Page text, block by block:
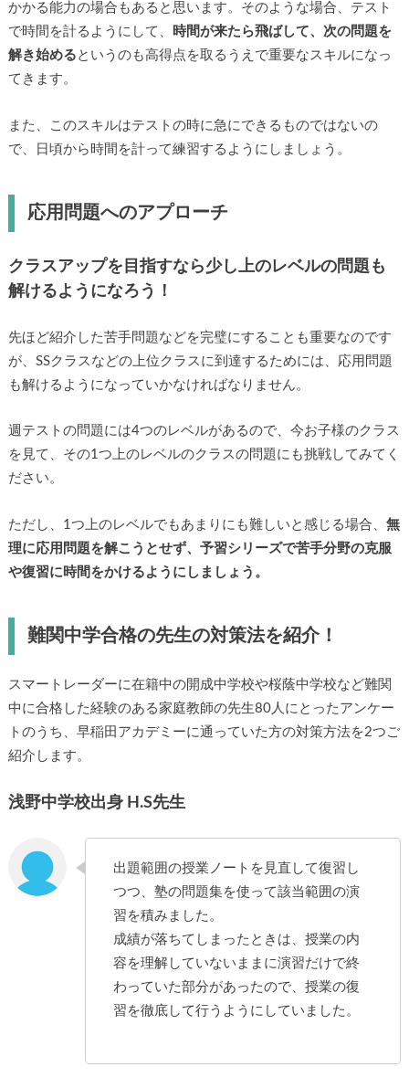
かかる能力の場合もあると思います。そのような場合、テスト
で時間を計るようにして、 時間が来たら飛ばして、次の問題を
解き始める というのも高得点を取るうえで重要なスキルになっ
てきます。
また、このスキルはテストの時に急にできるものではないの
で、日頃から時間を計って練習するようにしましょう。
応用問題へのアプローチ
クラスアップを目指すなら少し上のレベルの問題も
解けるようになろう！
先ほど紹介した苦手問題などを完璧にすることも重要なのです
が、SSクラスなどの上位クラスに到達するためには、応用問題
も解けるようになっていかなければなりません。
週テストの問題には4つのレベルがあるので、今お子様のクラス
を見て、その1つ上のレベルのクラスの問題にも挑戦してみてく
ださい。
ただし、1つ上のレベルでもあまりにも難しいと感じる場合、 無
理に応用問題を解こうとせず、予習シリーズで苦手分野の克服
や復習に時間をかけるようにしましょう。
難関中学合格の先生の対策法を紹介！
スマートレーダーに在籍中の開成中学校や桜蔭中学校など難関
中に合格した経験のある家庭教師の先生80人にとったアンケー
トのうち、早稲田アカデミーに通っていた方の対策方法を2つご
紹介します。
浅野中学校出身 H.S先生
出題範囲の授業ノートを見直して復習し
つつ、塾の問題集を使って該当範囲の演
習を積みました。
成績が落ちてしまったときは、授業の内
容を理解していないままに演習だけで終
わっていた部分があったので、授業の復
習を徹底して行うようにしていました。